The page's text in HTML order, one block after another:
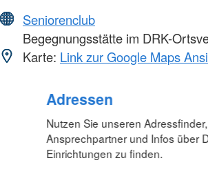
Seniorenclub
Begegnungsstätte im DRK-
Karte: Link zur Google Maps
Foto:
Adressen
Nutzen Sie unseren
Ansprechpartner und Infos über
Einrichtungen zu finden.